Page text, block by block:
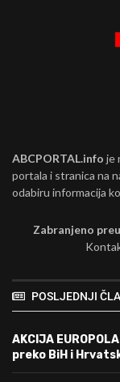
ABCPORTAL.info je
portala i stranica na
odabiru informacija
Zabranjeno
POSLJEDNJI
AKCIJA
preko BiH i